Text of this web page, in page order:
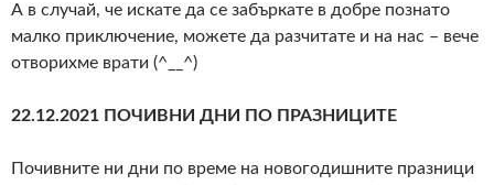
А в случай, че искате да се забъркате в добре познато
малко приключение, можете да разчитате и на нас – вече
отворихме врати (^__^)
22.12.2021 ПОЧИВНИ ДНИ ПО ПРАЗНИЦИТЕ
Почивните ни дни по време на новогодишните празници